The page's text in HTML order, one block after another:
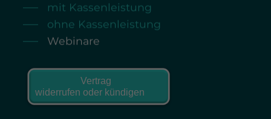
mit Kassenleistung
ohne Kassenleistung
Webinare